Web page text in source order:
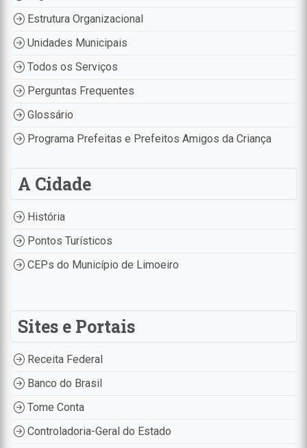
Estrutura Organizacional
Unidades Municipais
Todos os Serviços
Perguntas Frequentes
Glossário
Programa Prefeitas e Prefeitos Amigos da Criança
A Cidade
História
Pontos Turísticos
CEPs do Município de Limoeiro
Sites e Portais
Receita Federal
Banco do Brasil
Tome Conta
Controladoria-Geral do Estado